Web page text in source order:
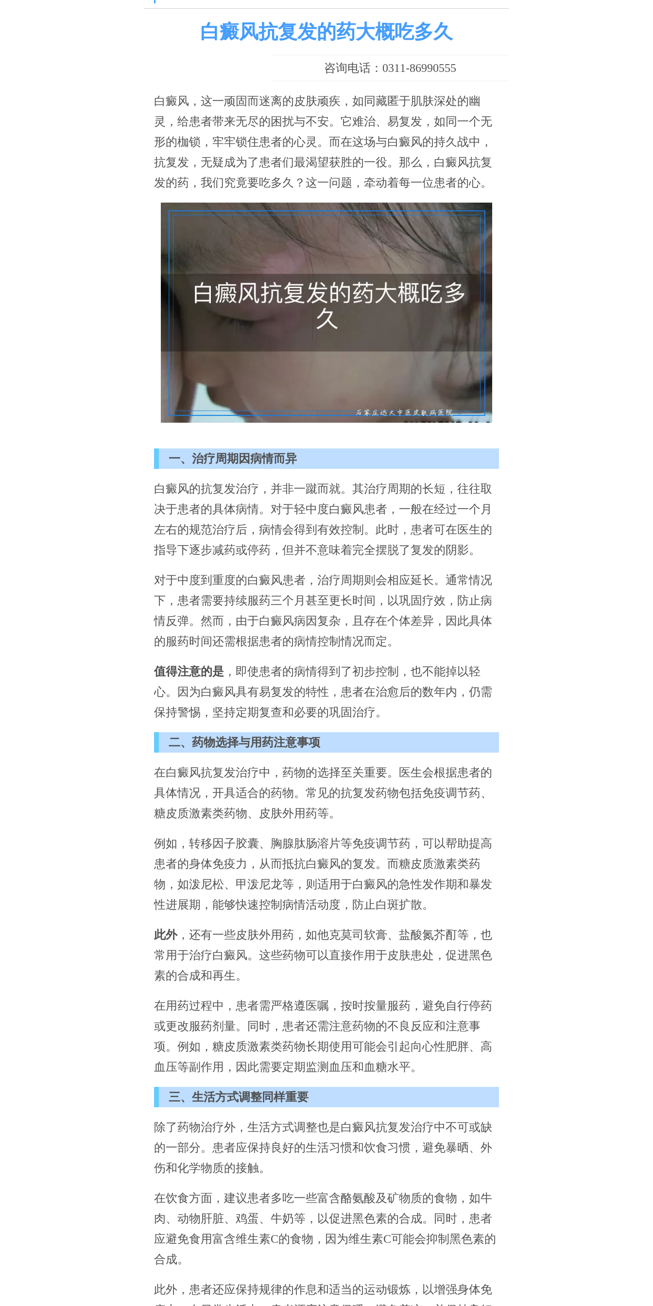
白癜风抗复发的药大概吃多久
咨询电话：0311-86990555
白癜风，这一顽固而迷离的皮肤顽疾，如同藏匿于肌肤深处的幽
灵，给患者带来无尽的困扰与不安。它难治、易复发，如同一个无
形的枷锁，牢牢锁住患者的心灵。而在这场与白癜风的持久战中，
抗复发，无疑成为了患者们最渴望获胜的一役。那么，白癜风抗复
发的药，我们究竟要吃多久？这一问题，牵动着每一位患者的心。
一、治疗周期因病情而异
白癜风的抗复发治疗，并非一蹴而就。其治疗周期的长短，往往取
决于患者的具体病情。对于轻中度白癜风患者，一般在经过一个月
左右的规范治疗后，病情会得到有效控制。此时，患者可在医生的
指导下逐步减药或停药，但并不意味着完全摆脱了复发的阴影。
对于中度到重度的白癜风患者，治疗周期则会相应延长。通常情况
下，患者需要持续服药三个月甚至更长时间，以巩固疗效，防止病
情反弹。然而，由于白癜风病因复杂，且存在个体差异，因此具体
的服药时间还需根据患者的病情控制情况而定。
值得注意的是 ，即使患者的病情得到了初步控制，也不能掉以轻
心。因为白癜风具有易复发的特性，患者在治愈后的数年内，仍需
保持警惕，坚持定期复查和必要的巩固治疗。
二、药物选择与用药注意事项
在白癜风抗复发治疗中，药物的选择至关重要。医生会根据患者的
具体情况，开具适合的药物。常见的抗复发药物包括免疫调节药、
糖皮质激素类药物、皮肤外用药等。
例如，转移因子胶囊、胸腺肽肠溶片等免疫调节药，可以帮助提高
患者的身体免疫力，从而抵抗白癜风的复发。而糖皮质激素类药
物，如泼尼松、甲泼尼龙等，则适用于白癜风的急性发作期和暴发
性进展期，能够快速控制病情活动度，防止白斑扩散。
此外，还有一些皮肤外用药，如他克莫司软膏、盐酸氮芥酊等，也
常用于治疗白癜风。这些药物可以直接作用于皮肤患处，促进黑色
素的合成和再生。
在用药过程中，患者需严格遵医嘱，按时按量服药，避免自行停药
或更改服药剂量。同时，患者还需注意药物的不良反应和注意事
项。例如，糖皮质激素类药物长期使用可能会引起向心性肥胖、高
血压等副作用，因此需要定期监测血压和血糖水平。
三、生活方式调整同样重要
除了药物治疗外，生活方式调整也是白癜风抗复发治疗中不可或缺
的一部分。患者应保持良好的生活习惯和饮食习惯，避免暴晒、外
伤和化学物质的接触。
在饮食方面，建议患者多吃一些富含酪氨酸及矿物质的食物，如牛
肉、动物肝脏、鸡蛋、牛奶等，以促进黑色素的合成。同时，患者
应避免食用富含维生素C的食物，因为维生素C可能会抑制黑色素的
合成。
此外，患者还应保持规律的作息和适当的运动锻炼，以增强身体免